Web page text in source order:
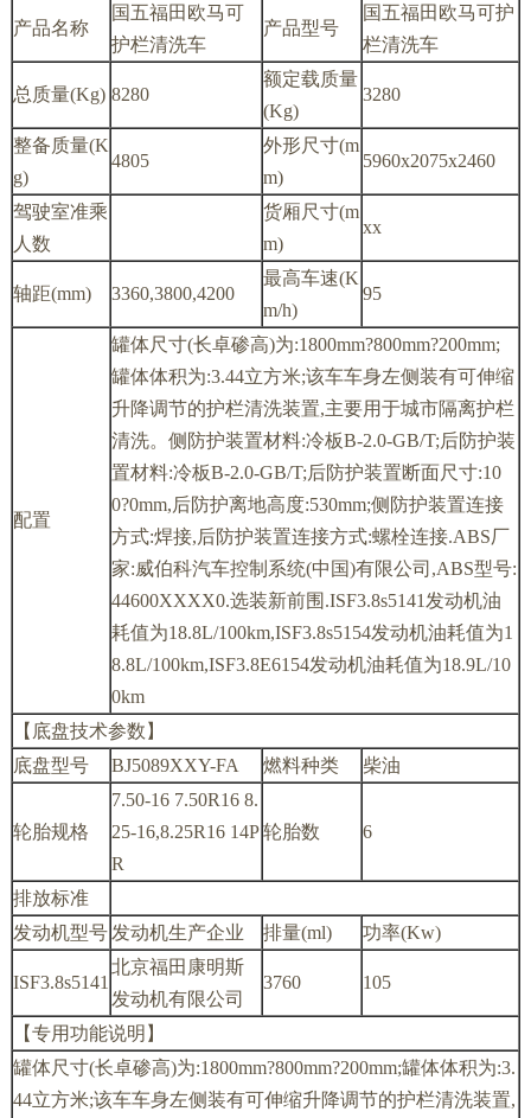
产品名称
国五福田欧马可
护栏清洗车
产品型号
国五福田欧马可护
栏清洗车
总质量(Kg) 8280
额定载质量
(Kg)
3280
整备质量(K
g)
4805
外形尺寸(m
m)
5960x2075x2460
驾驶室准乘
人数
货厢尺寸(m
m)
xx
轴距(mm) 3360,3800,4200
最高车速(K
m/h)
95
配置
罐体尺寸(长卓碜高)为:1800mm?800mm?200mm;
罐体体积为:3.44立方米;该车车身左侧装有可伸缩
升降调节的护栏清洗装置,主要用于城市隔离护栏
清洗。侧防护装置材料:冷板B-2.0-GB/T;后防护装
置材料:冷板B-2.0-GB/T;后防护装置断面尺寸:10
0?0mm,后防护离地高度:530mm;侧防护装置连接
方式:焊接,后防护装置连接方式:螺栓连接.ABS厂
家:威伯科汽车控制系统(中国)有限公司,ABS型号:
44600XXXX0.选装新前围.ISF3.8s5141发动机油
耗值为18.8L/100km,ISF3.8s5154发动机油耗值为1
8.8L/100km,ISF3.8E6154发动机油耗值为18.9L/10
0km
【底盘技术参数】
底盘型号
BJ5089XXY-FA 燃料种类 柴油
轮胎规格
7.50-16 7.50R16 8.
25-16,8.25R16 14P
R
轮胎数 6
排放标准
发动机型号 发动机生产企业 排量(ml) 功率(Kw)
ISF3.8s5141
北京福田康明斯
发动机有限公司
3760 105
【专用功能说明】
罐体尺寸(长卓碜高)为:1800mm?800mm?200mm;罐体体积为:3.
44立方米;该车车身左侧装有可伸缩升降调节的护栏清洗装置,